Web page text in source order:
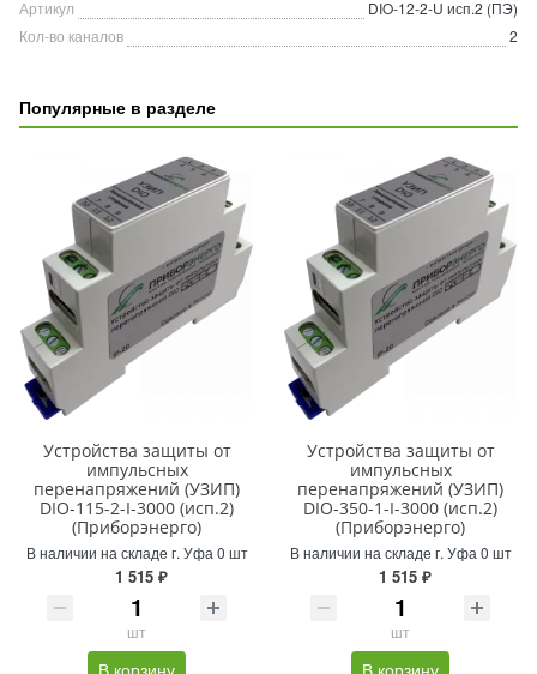
Артикул
DIO-12-2-U исп.2 (ПЭ)
Кол-во каналов
2
Популярные в разделе
Устройства защиты от
импульсных
перенапряжений (УЗИП)
DIO-115-2-I-3000 (исп.2)
(Приборэнерго)
В наличии на складе г. Уфа 0 шт
1 515 ₽
шт
Устройства защиты от
импульсных
перенапряжений (УЗИП)
DIO-350-1-I-3000 (исп.2)
(Приборэнерго)
В наличии на складе г. Уфа 0 шт
1 515 ₽
шт